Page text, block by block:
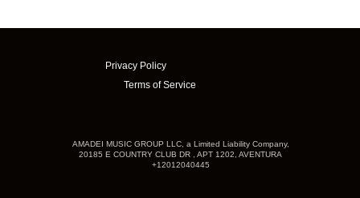
Privacy Policy
Terms of Service
AMADEI MUSIC GROUP LLC, a Limited Liability Company,
20185 E COUNTRY CLUB DR , APT 1202, AVENTURA
+12012040445